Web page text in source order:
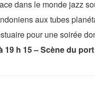
dans le monde jazz
aux tubes
pour une soirée
19 h 15 – Scène du port